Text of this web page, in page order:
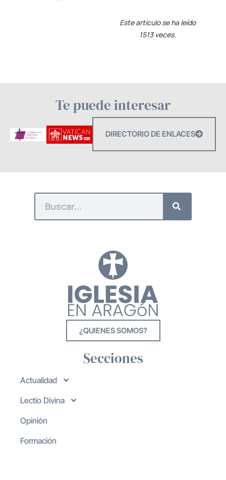
Este artículo se ha leído
1513 veces.
Te puede interesar
DIRECTORIO DE ENLACES
¿QUIENES SOMOS?
Secciones
Actualidad
Lectio Divina
Opinión
Formación